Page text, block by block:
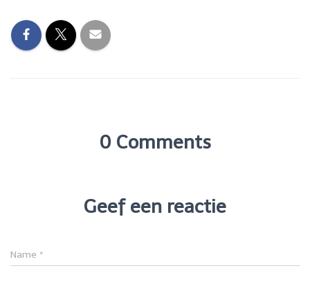
0 Comments
Geef een reactie
Name *